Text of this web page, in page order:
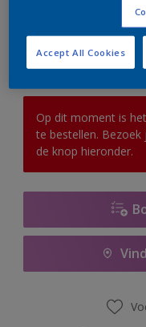
Op dit moment is
te bestellen.
de knop hieronder.
Accept All Cookies